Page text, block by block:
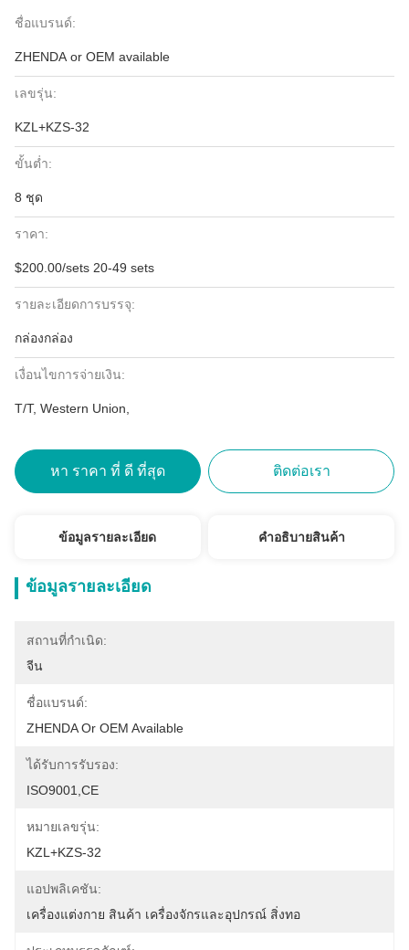
ชื่อแบรนด์:
ZHENDA or OEM available
เลขรุ่น:
KZL+KZS-32
ขั้นต่ำ:
8 ชุด
ราคา:
$200.00/sets 20-49 sets
รายละเอียดการบรรจุ:
กล่องกล่อง
เงื่อนไขการจ่ายเงิน:
T/T, Western Union,
หา ราคา ที่ ดี ที่สุด ติดต่อเรา
ข้อมูลรายละเอียด คําอธิบายสินค้า
ข้อมูลรายละเอียด
สถานที่กำเนิด:
จีน
ชื่อแบรนด์:
ZHENDA Or OEM Available
ได้รับการรับรอง:
ISO9001,CE
หมายเลขรุ่น:
KZL+KZS-32
แอปพลิเคชัน:
เครื่องแต่งกาย สินค้า เครื่องจักรและอุปกรณ์ สิ่งทอ